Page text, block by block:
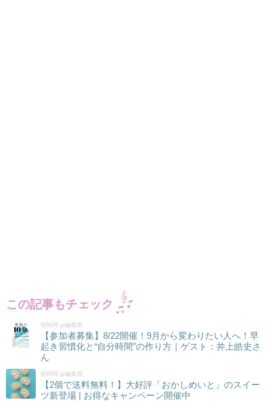
この記事もチェック
朝時間.jp編集部
【参加者募集】8/22開催！9月から変わりたい人へ！早
起き習慣化と“自分時間”の作り方｜ゲスト：井上皓史さ
ん
朝時間.jp編集部
【2個で送料無料！】大好評「おかしめいと」のスイー
ツ新登場 | お得なキャンペーン開催中